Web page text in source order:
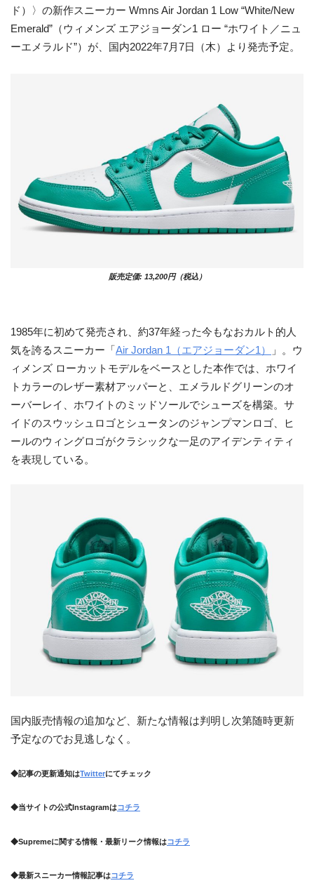
ド）〉の新作スニーカー Wmns Air Jordan 1 Low “White/New
Emerald”（ウィメンズ エアジョーダン1 ロー “ホワイト／ニュ
ーエメラルド”）が、国内2022年7月7日（木）より発売予定。
販売定価: 13,200円（税込）
1985年に初めて発売され、約37年経った今もなおカルト的人
気を誇るスニーカー「 Air Jordan 1（エアジョーダン1）
」。ウ
ィメンズ ローカットモデルをベースとした本作では、ホワイ
トカラーのレザー素材アッパーと、エメラルドグリーンのオ
ーバーレイ、ホワイトのミッドソールでシューズを構築。サ
イドのスウッシュロゴとシュータンのジャンプマンロゴ、ヒ
ールのウィングロゴがクラシックな一足のアイデンティティ
を表現している。
国内販売情報の追加など、新たな情報は判明し次第随時更新
予定なのでお見逃しなく。
◆記事の更新通知はTwitterにてチェック
◆当サイトの公式Instagramはコチラ
◆Supremeに関する情報・最新リーク情報はコチラ
◆最新スニーカー情報記事はコチラ